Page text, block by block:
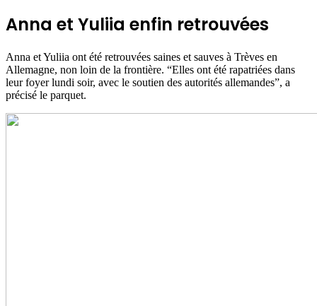
Anna et Yuliia enfin retrouvées
Anna et Yuliia ont été retrouvées saines et sauves à Trèves en
Allemagne, non loin de la frontière. “Elles ont été rapatriées dans
leur foyer lundi soir, avec le soutien des autorités allemandes”, a
précisé le parquet.